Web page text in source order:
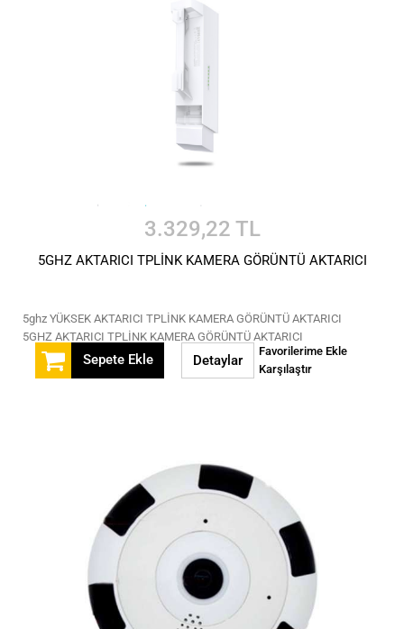
3.329,22 TL
5GHZ AKTARICI TPLİNK KAMERA GÖRÜNTÜ AKTARICI
5ghz YÜKSEK AKTARICI TPLİNK KAMERA GÖRÜNTÜ AKTARICI
5GHZ AKTARICI TPLİNK KAMERA GÖRÜNTÜ AKTARICI
Sepete Ekle Detaylar
Favorilerime Ekle
Karşılaştır